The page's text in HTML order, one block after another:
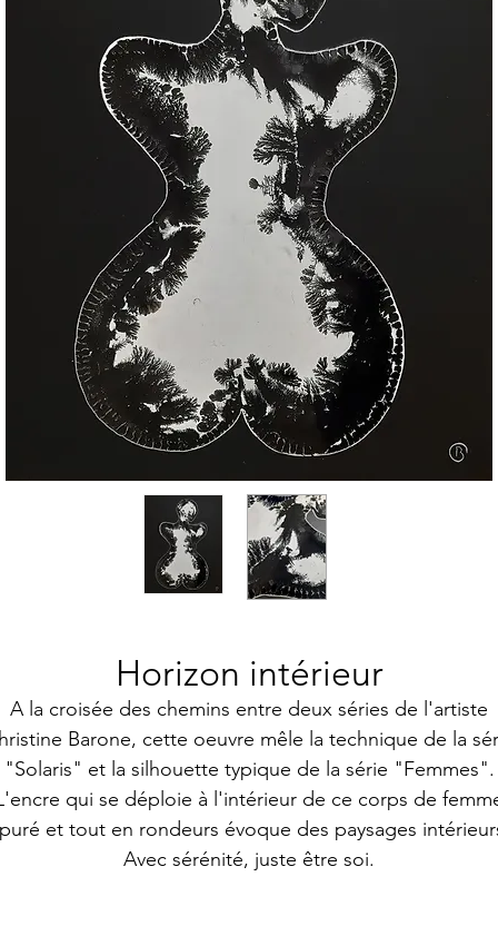
Horizon intérieur
A la croisée des chemins entre deux séries de l'artiste
Barone, cette oeuvre mêle la technique de la
"Solaris" et la silhouette typique de la série "Femmes".
qui se déploie à l'intérieur de ce corps de
et tout en rondeurs évoque des paysages
Avec sérénité, juste être soi.